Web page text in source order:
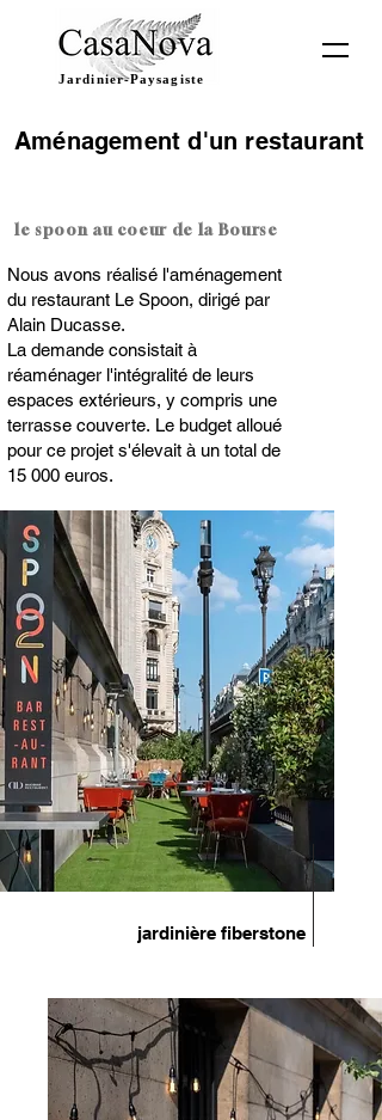
Jardinier-Paysagiste
Végétalisatio
restaurant
Aménagement d'un restaurant
le spoon au coeur de la Bourse
Nous avons réalisé l'aménagement
du restaurant Le Spoon, dirigé par
Alain Ducasse.
La demande consistait à
réaménager l'intégralité de leurs
espaces extérieurs, y compris une
terrasse couverte. Le budget alloué
pour ce projet s'élevait à un total de
15 000 euros.
Aménagemen
t de terrasse
de restaurant
jardinière fiberstone